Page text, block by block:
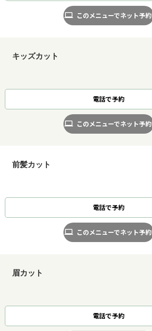
このメニューでネット予約
キッズカット
電話で予約
このメニューでネット予約
前髪カット
電話で予約
このメニューでネット予約
眉カット
電話で予約